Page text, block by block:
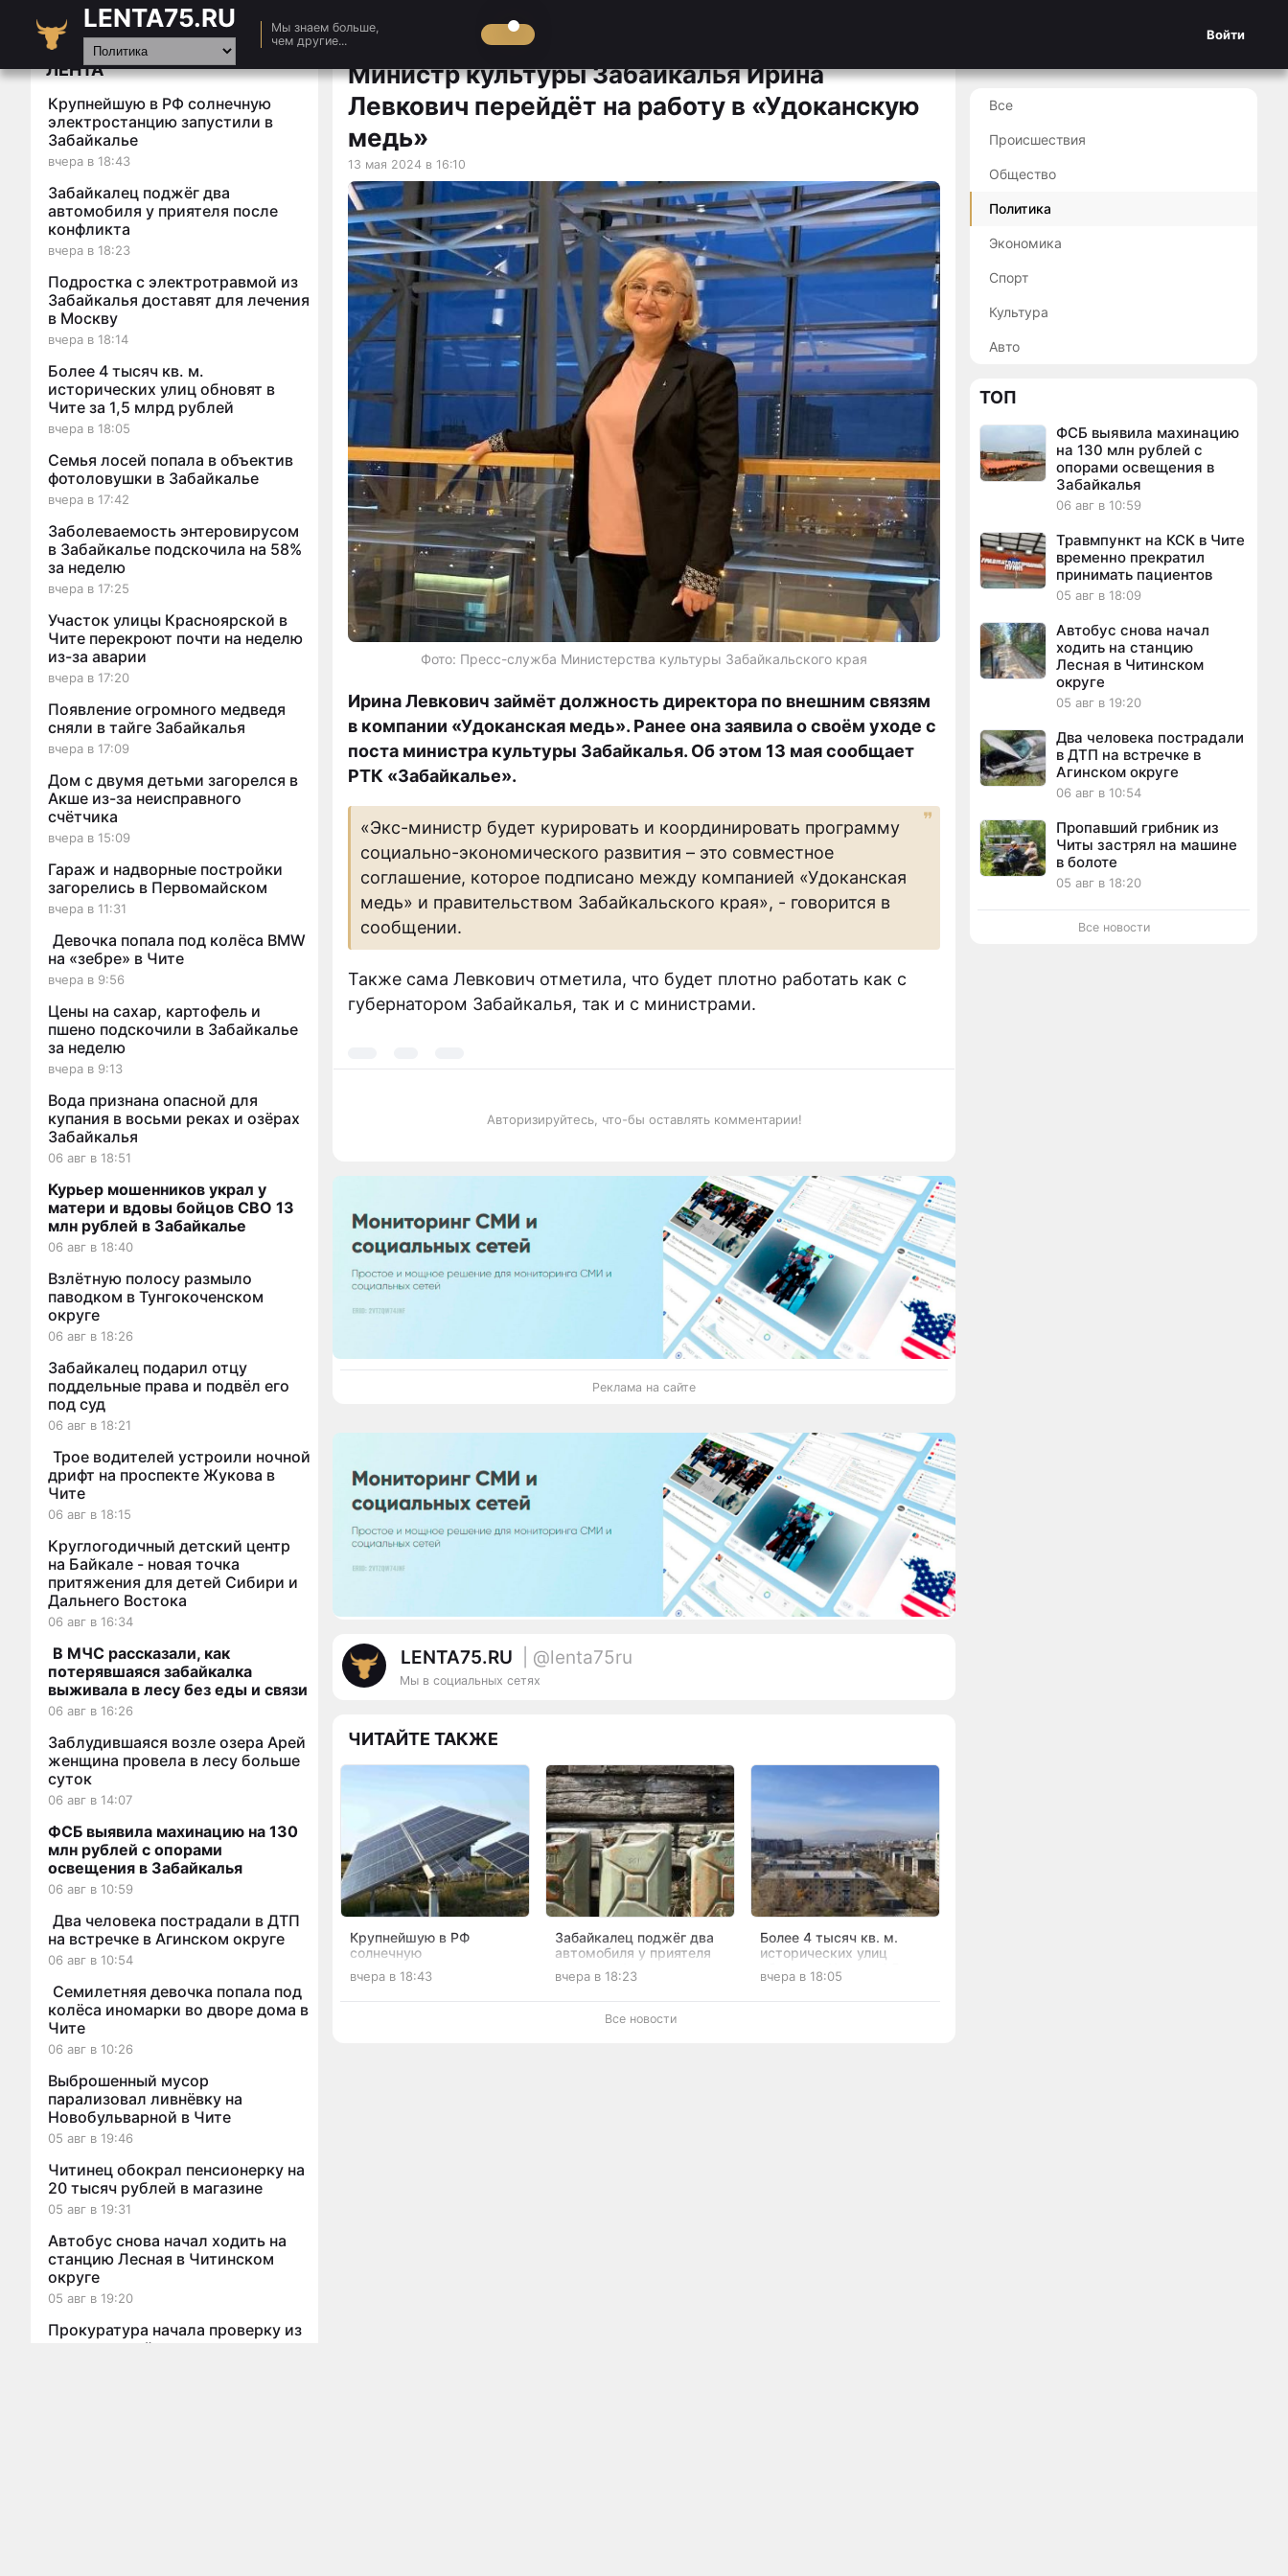
LENTA75.RU
Мы знаем больше,
чем другие...
Войти
Главная
Новости
Видео
Статьи
ЛЕНТА
Крупнейшую в РФ солнечную
электростанцию запустили в
Забайкалье
вчера в 18:43
Забайкалец поджёг два
автомобиля у приятеля после
конфликта
вчера в 18:23
Подростка с электротравмой из
Забайкалья доставят для лечения
в Москву
вчера в 18:14
Более 4 тысяч кв. м.
исторических улиц обновят в
Чите за 1,5 млрд рублей
вчера в 18:05
Семья лосей попала в объектив
фотоловушки в Забайкалье
вчера в 17:42
Заболеваемость энтеровирусом
в Забайкалье подскочила на 58%
за неделю
вчера в 17:25
Участок улицы Красноярской в
Чите перекроют почти на неделю
из-за аварии
вчера в 17:20
Появление огромного медведя
сняли в тайге Забайкалья
вчера в 17:09
Дом с двумя детьми загорелся в
Акше из-за неисправного
счётчика
вчера в 15:09
Гараж и надворные постройки
загорелись в Первомайском
вчера в 11:31
Девочка попала под колёса BMW
на «зебре» в Чите
вчера в 9:56
Цены на сахар, картофель и
пшено подскочили в Забайкалье
за неделю
вчера в 9:13
Вода признана опасной для
купания в восьми реках и озёрах
Забайкалья
06 авг в 18:51
Курьер мошенников украл у
матери и вдовы бойцов СВО 13
млн рублей в Забайкалье
06 авг в 18:40
Взлётную полосу размыло
паводком в Тунгокоченском
округе
06 авг в 18:26
Забайкалец подарил отцу
поддельные права и подвёл его
под суд
06 авг в 18:21
Трое водителей устроили ночной
дрифт на проспекте Жукова в
Чите
06 авг в 18:15
Круглогодичный детский центр
на Байкале - новая точка
притяжения для детей Сибири и
Дальнего Востока
06 авг в 16:34
В МЧС рассказали, как
потерявшаяся забайкалка
выживала в лесу без еды и связи
06 авг в 16:26
Заблудившаяся возле озера Арей
женщина провела в лесу больше
суток
06 авг в 14:07
ФСБ выявила махинацию на 130
млн рублей с опорами
освещения в Забайкалья
06 авг в 10:59
Два человека пострадали в ДТП
на встречке в Агинском округе
06 авг в 10:54
Семилетняя девочка попала под
колёса иномарки во дворе дома в
Чите
06 авг в 10:26
Выброшенный мусор
парализовал ливнёвку на
Новобульварной в Чите
05 авг в 19:46
Читинец обокрал пенсионерку на
20 тысяч рублей в магазине
05 авг в 19:31
Автобус снова начал ходить на
станцию Лесная в Читинском
округе
05 авг в 19:20
Прокуратура начала проверку из
протекающей крыши детсада в
Министр культуры Забайкалья Ирина
Левкович перейдёт на работу в «Удоканскую
медь»
13 мая 2024 в 16:10
Фото: Пресс-служба Министерства культуры Забайкальского края
Ирина Левкович займёт должность директора по внешним связям
в компании «Удоканская медь». Ранее она заявила о своём уходе с
поста министра культуры Забайкалья. Об этом 13 мая сообщает
РТК «Забайкалье».
«Экс-министр будет курировать и координировать программу
социально-экономического развития – это совместное
соглашение, которое подписано между компанией «Удоканская
медь» и правительством Забайкальского края», - говорится в
сообщении.
Также сама Левкович отметила, что будет плотно работать как с
губернатором Забайкалья, так и с министрами.
Авторизируйтесь, что-бы оставлять комментарии!
Реклама на сайте
LENTA75.RU | @lenta75ru
Мы в социальных сетях
ЧИТАЙТЕ ТАКЖЕ
Крупнейшую в РФ
солнечную
электростанцию
запустили в Забайкалье
вчера в 18:43
Забайкалец поджёг два
автомобиля у приятеля
после конфликта
вчера в 18:23
Более 4 тысяч кв. м.
исторических улиц
обновят в Чите за 1,5 млрд
рублей
вчера в 18:05
Все новости
Все
Происшествия
Общество
Политика
Экономика
Спорт
Культура
Авто
ТОП
ФСБ выявила махинацию
на 130 млн рублей с
опорами освещения в
Забайкалья
06 авг в 10:59
Травмпункт на КСК в Чите
временно прекратил
принимать пациентов
05 авг в 18:09
Автобус снова начал
ходить на станцию
Лесная в Читинском
округе
05 авг в 19:20
Два человека пострадали
в ДТП на встречке в
Агинском округе
06 авг в 10:54
Пропавший грибник из
Читы застрял на машине
в болоте
05 авг в 18:20
Все новости